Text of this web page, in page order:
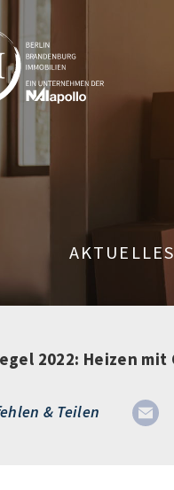
AKTUELLES
& Teilen